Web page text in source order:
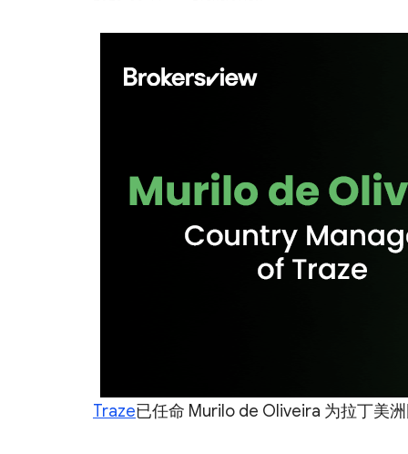
Traze已任命 Murilo de Oliveira 为拉丁美